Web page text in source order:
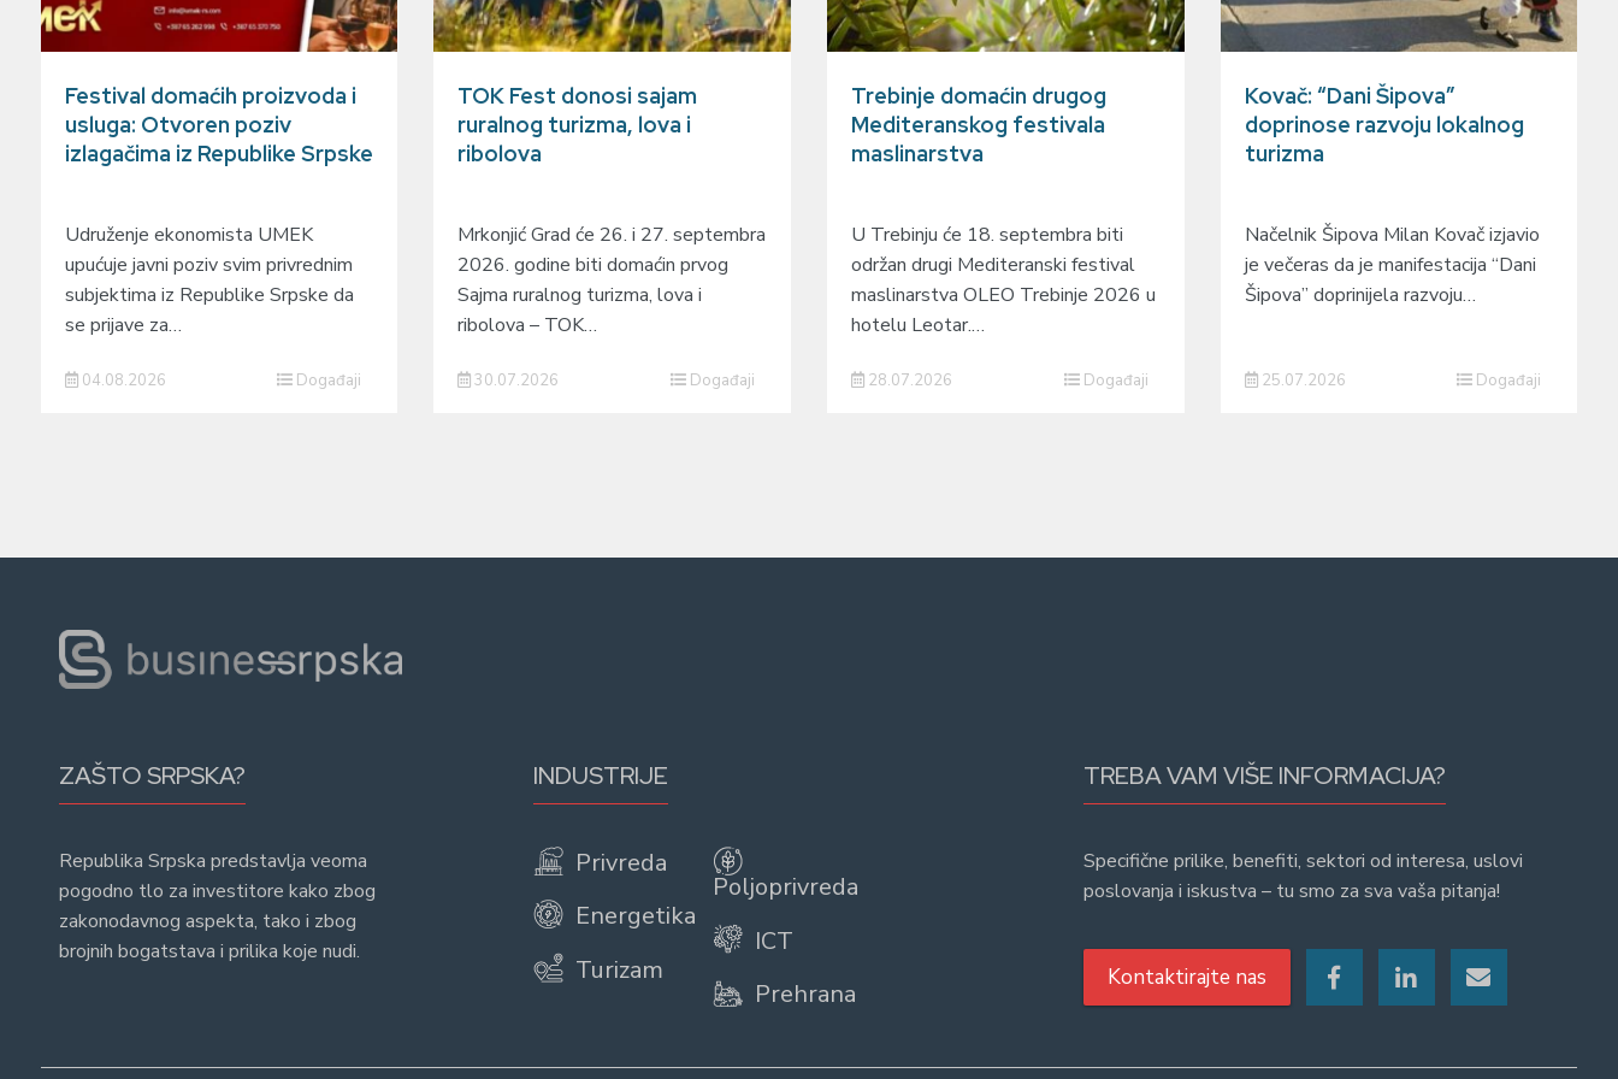
Festival domaćih proizvoda i
usluga: Otvoren poziv
izlagačima iz Republike Srpske
Udruženje ekonomista UMEK
upućuje javni poziv svim privrednim
subjektima iz Republike Srpske da
se prijave za…
04.08.2026 Događaji
TOK Fest donosi sajam
ruralnog turizma, lova i
ribolova
Mrkonjić Grad će 26. i 27. septembra
2026. godine biti domaćin prvog
Sajma ruralnog turizma, lova i
ribolova – TOK…
30.07.2026 Događaji
Trebinje domaćin drugog
Mediteranskog festivala
maslinarstva
U Trebinju će 18. septembra biti
održan drugi Mediteranski festival
maslinarstva OLEO Trebinje 2026 u
hotelu Leotar.…
28.07.2026 Događaji
Kovač: “Dani Šipova”
doprinose razvoju lokalnog
turizma
Načelnik Šipova Milan Kovač izjavio
je večeras da je manifestacija “Dani
Šipova” doprinijela razvoju…
25.07.2026 Događaji
ZAŠTO SRPSKA?
Republika Srpska predstavlja veoma
pogodno tlo za investitore kako zbog
zakonodavnog aspekta, tako i zbog
brojnih bogatstava i prilika koje nudi.
INDUSTRIJE
Privreda
Energetika
Turizam
Poljoprivreda
ICT
Prehrana
TREBA VAM VIŠE INFORMACIJA?
Specifične prilike, benefiti, sektori od interesa, uslovi
poslovanja i iskustva – tu smo za sva vaša pitanja!
Kontaktirajte nas